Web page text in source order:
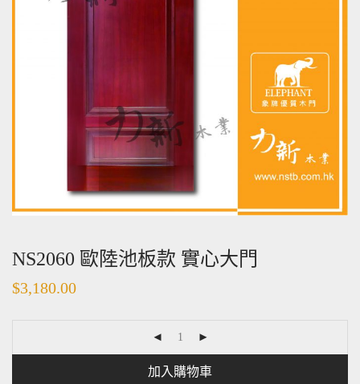
NS2060 歐陸池板款 實心大門
$3,180.00
加入購物車